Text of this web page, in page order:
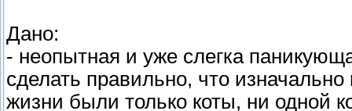
Дано:
- неопытная и уже слегка
сделать правильно, что
жизни были только коты, ни одной